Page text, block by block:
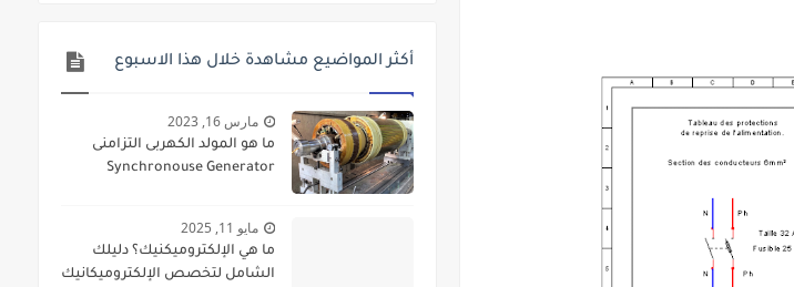
أكثر المواضيع مشاهدة خلال هذا الاسبوع
مارس 16, 2023
ما هو المولد الكهربى التزامنى
Synchronouse Generator
مايو 11, 2025
ما هي الإلكتروميكنيك؟ دليلك
الشامل لتخصص الإلكتروميكانيك